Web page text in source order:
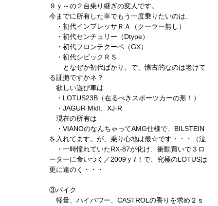
９ｙ～の２台乗り継ぎの変人です。
今までに所有した車でもう一度乗りたいのは、
・初代インプレッサＲＡ（クーラー無し）
・初代センチュリー（Dtype）
・初代フロンテクーペ（GX）
・初代シビックＲＳ
となぜか初代ばかり。で、懐古的なのは老けて
る証拠ですかネ？
欲しい遊び車は
・LOTUS23B（在るべきスポーツカーの形！）
・JAGUR MkⅡ、XJ-R
現在の所有は
・VIANOのなんちゃってAMG仕様で、BILSTEIN
を入れてます。が、乗り心地は最☆です・・・（泣
・一時憧れていたRX-87が化け、衝動買いで３ロ
ーターに食いつく／2009ｙ7！で、究極のLOTUSは
更に遠のく・・・
③バイク
軽量、ハイパワー、CASTROLの香りを求め２ｓ